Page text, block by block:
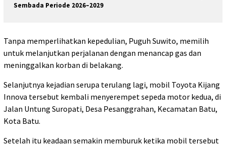
Sembada Periode 2026–2029
Tanpa memperlihatkan kepedulian, Puguh Suwito, memilih
untuk melanjutkan perjalanan dengan menancap gas dan
meninggalkan korban di belakang.
Selanjutnya kejadian serupa terulang lagi, mobil Toyota Kijang
Innova tersebut kembali menyerempet sepeda motor kedua, di
Jalan Untung Suropati, Desa Pesanggrahan, Kecamatan Batu,
Kota Batu.
Setelah itu keadaan semakin memburuk ketika mobil tersebut